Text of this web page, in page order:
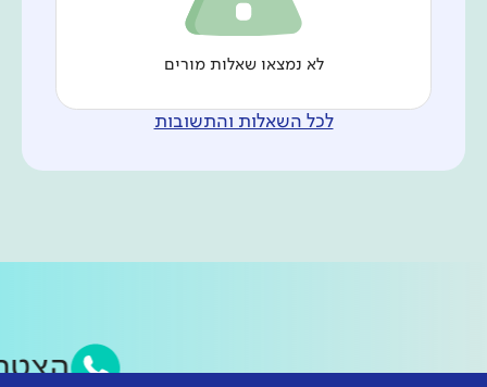
לא נמצאו שאלות מורים
לכל השאלות והתשובות